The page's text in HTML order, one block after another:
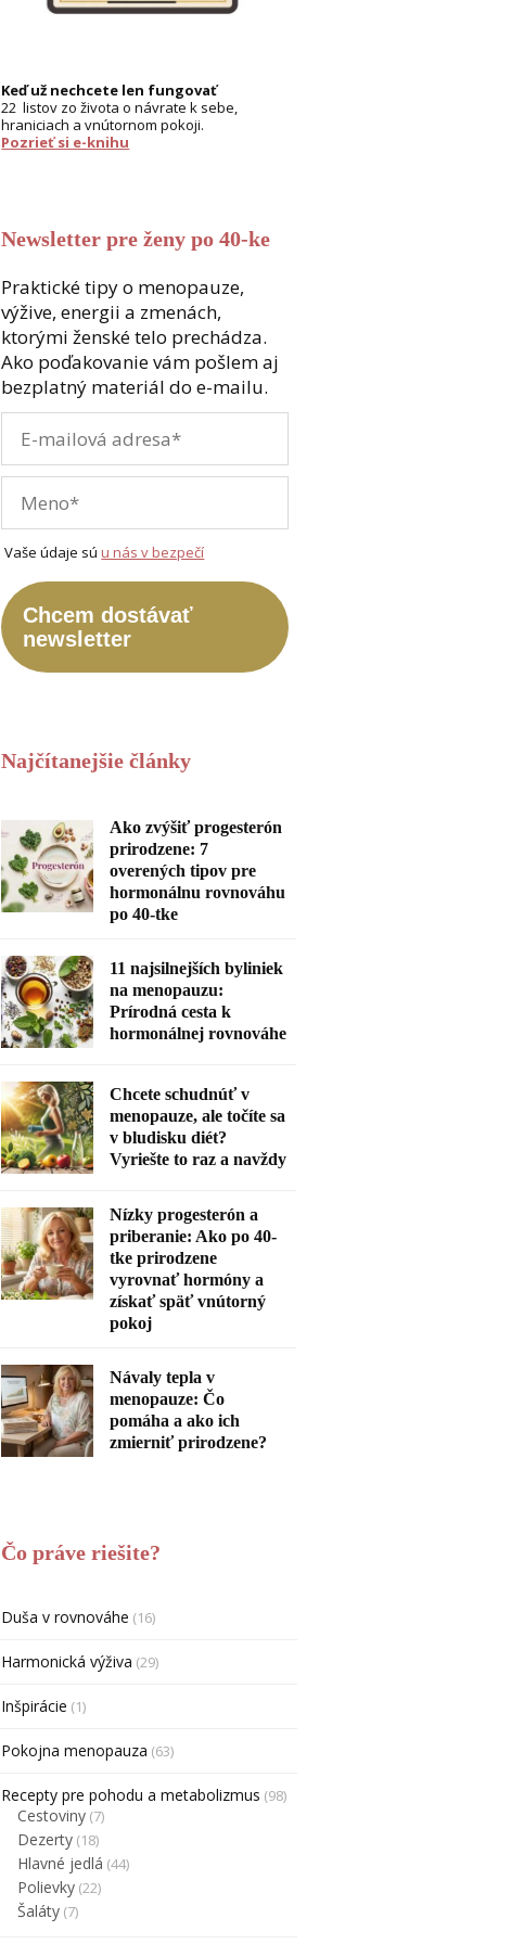
Keď už nechcete len fungovať
22 listov zo života o návrate k sebe,
hraniciach a vnútornom pokoji.
Pozrieť si e-knihu
Newsletter pre ženy po 40-ke
Praktické tipy o menopauze,
výžive, energii a zmenách,
ktorými ženské telo prechádza.
Ako poďakovanie vám pošlem aj
bezplatný materiál do e-mailu.
Vaše údaje súu nás v bezpečí
Chcem dostávať
newsletter
Najčítanejšie články
Ako zvýšiť progesterón
prirodzene: 7
overených tipov pre
hormonálnu rovnováhu
po 40-tke
11 najsilnejších byliniek
na menopauzu:
Prírodná cesta k
hormonálnej rovnováhe
Chcete schudnúť v
menopauze, ale točíte sa
v bludisku diét?
Vyriešte to raz a navždy
Nízky progesterón a
priberanie: Ako po 40-
tke prirodzene
vyrovnať hormóny a
získať späť vnútorný
pokoj
Návaly tepla v
menopauze: Čo
pomáha a ako ich
zmierniť prirodzene?
Čo práve riešite?
Duša v rovnováhe (16)
Harmonická výživa (29)
Inšpirácie (1)
Pokojna menopauza (63)
Recepty pre pohodu a metabolizmus (98)
Cestoviny (7)
Dezerty (18)
Hlavné jedlá (44)
Polievky (22)
Šaláty (7)